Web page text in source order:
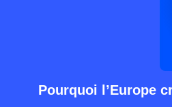
Pourquoi l’Europe